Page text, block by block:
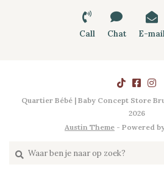
Call Chat E-
Quartier Bébé | Baby Concept Store
2026
Austin Theme - Powered